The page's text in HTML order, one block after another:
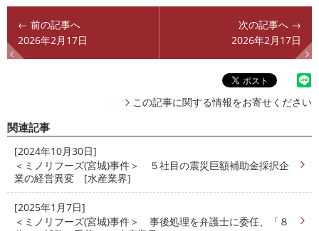
← 前の記事へ
2026年2月17日
次の記事へ →
2026年2月17日
この記事に関する情報をお寄せください
関連記事
[2024年10月30日]
＜ミノリフーズ(宮城)事件＞ ５社目の震災巨額補助金採択企
業の経営異変 [水産業界]
[2025年1月7日]
＜ミノリフーズ(宮城)事件＞ 事後処理を弁護士に委任、「８